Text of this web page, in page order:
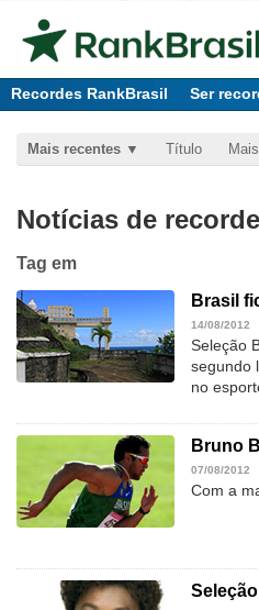
Recordes RankBrasil Ser
Mais recentes Título
Notícias de
Tag em
Brasil
14/08/2012
Seleção
segundo
no
Bruno
07/08/2012
Com a